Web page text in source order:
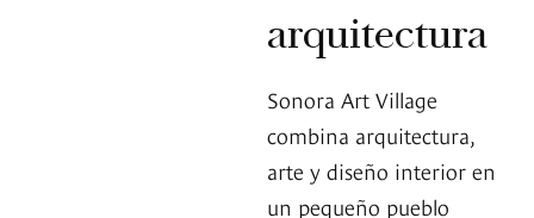
arquitectura
Sonora Art Village
combina arquitectura,
arte y diseño interior en
un pequeño pueblo